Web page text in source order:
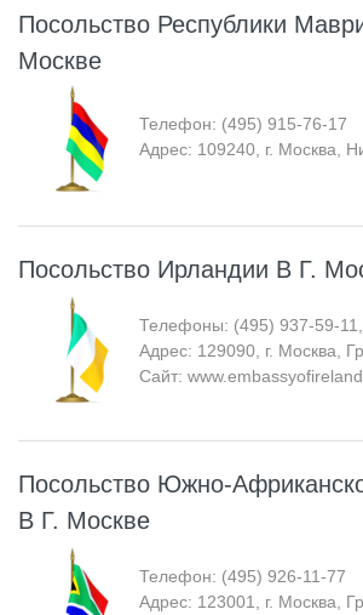
Посольство Республики
Москве
Телефон: (495) 915-76-17
Адрес: 109240, г. Москва,
Посольство Ирландии В Г.
Телефоны: (495) 937-59-
Адрес: 129090, г. Москва,
Сайт:
Посольство Южно-
В Г. Москве
Телефон: (495) 926-11-77
Адрес: 123001, г. Москва,